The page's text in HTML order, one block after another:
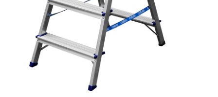
Электроды сварочные
Инверторы, сварочная техника
Маски сварщика
Резаки
Зеркало сварщика